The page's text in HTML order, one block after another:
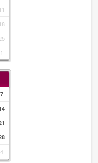
11
18
1
7
4